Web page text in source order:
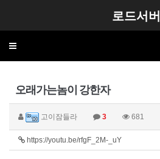
로드서버
Toggle
오래가는놈이 강한자
고이잠들라 3 681
https://youtu.be/rfgF_2M-_uY